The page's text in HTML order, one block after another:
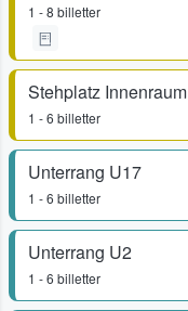
1 - 8 billetter
Stehplatz Innenraum
1 - 6 billetter
Unterrang U17
1 - 6 billetter
Unterrang U2
1 - 6 billetter